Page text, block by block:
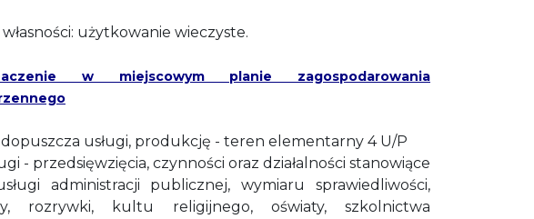
własności: użytkowanie wieczyste.
w miejscowym planie zagospodarowania
dopuszcza usługi, produkcję - teren elementarny 4 U/P
- przedsięwzięcia, czynności oraz działalności stanowiące
administracji publicznej, wymiaru sprawiedliwości,
rozrywki, kultu religijnego, oświaty, szkolnictwa